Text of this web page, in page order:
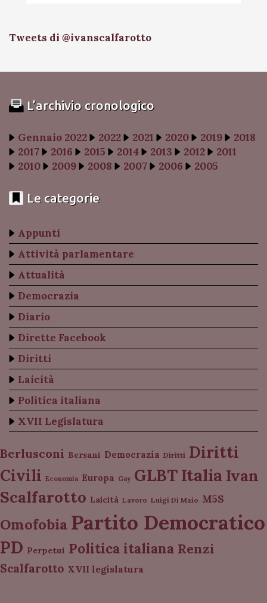
Tweets di @ivanscalfarotto
L’archivio cronologico
Gennaio 2022 2022 2021 2020 2019
2018
2017
2016 2015 2014 2013 2012
2011
2010
2009 2008 2007 2006 2005
Le categorie
Appunti
Attività parlamentare
Attualità
Democrazia
Diario
Dirette Facebook
Diritti
Laicità
Politica italiana
XVII Legislatura
Berlusconi Bersani Democrazia Diritti Diritti
Civili Economia Europa Gay GLBT Italia Ivan
Scalfarotto Laicità Lavoro Luigi Di Maio M5S
Omofobia Partito Democratico
PD Perpetui Politica italiana Renzi
Scalfarotto XVII legislatura